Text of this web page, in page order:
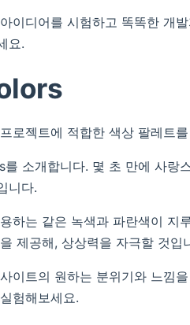
이디어를 시험하고 똑똑한 개
요.
로젝트에 적합한 색상 팔레트
소개합니다. 몇 초 만에 사랑
니다.
하는 같은 녹색과 파란색이 지
제공해, 상상력을 자극할 것입
이트의 원하는 분위기와 느낌
험해보세요.